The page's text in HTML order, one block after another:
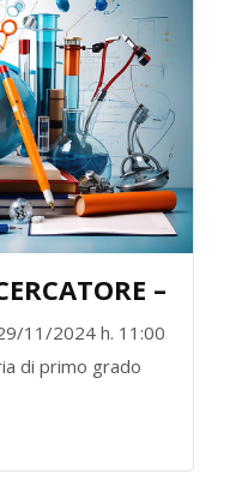
–
11/2024 h. 11:00
di primo grado